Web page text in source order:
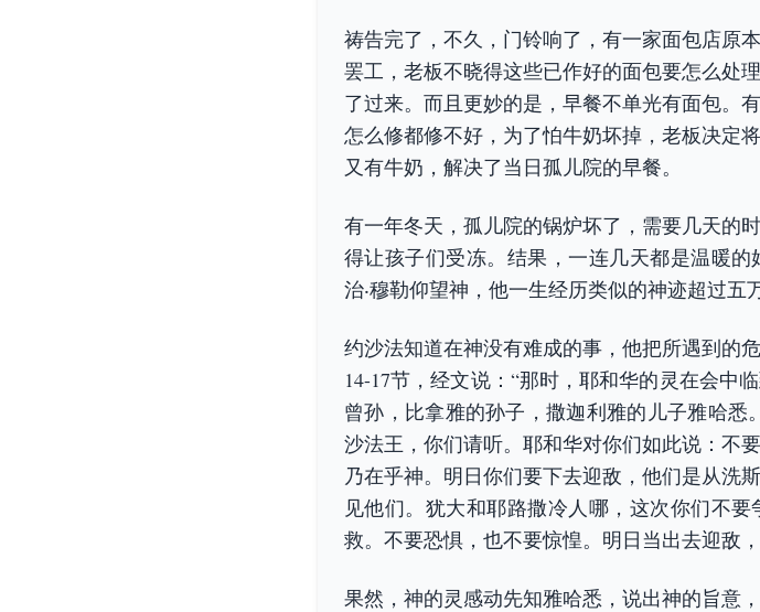
祷告完了，不久，门铃响了，有一家面包店原
罢工，老板不晓得这些已作好的面包要怎么处
了过来。而且更妙的是，早餐不单光有面包。
怎么修都修不好，为了怕牛奶坏掉，老板决定
又有牛奶，解决了当日孤儿院的早餐。
有一年冬天，孤儿院的锅炉坏了，需要几天的
得让孩子们受冻。结果，一连几天都是温暖
治‧穆勒仰望神，他一生经历类似的神迹超过五
约沙法知道在神没有难成的事，他把所遇到的
14-17节，经文说：“那时，耶和华的灵在会中
曾孙，比拿雅的孙子，撒迦利雅的儿子雅哈悉
沙法王，你们请听。耶和华对你们如此说：不
乃在乎神。明日你们要下去迎敌，他们是从洗
见他们。犹大和耶路撒冷人哪，这次你们不
救。不要恐惧，也不要惊惶。明日当出去迎敌
果然，神的灵感动先知雅哈悉，说出神的旨意